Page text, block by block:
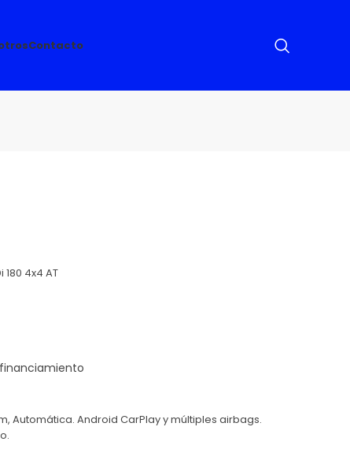
Contacto
180 4x4 AT
Automática. Android CarPlay y múltiples airbags.